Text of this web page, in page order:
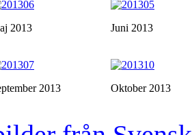
2013 Juni 2013
2013 Oktober 2013